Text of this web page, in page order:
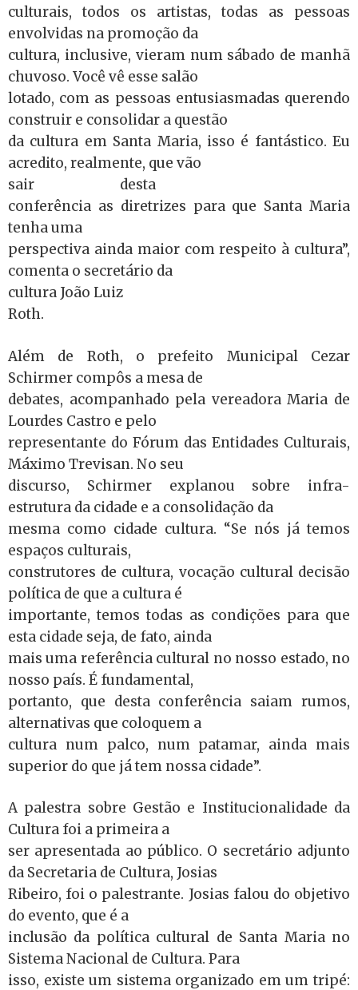
culturais, todos os artistas, todas as pessoas
envolvidas na promoção da
cultura, inclusive, vieram num sábado de manhã
chuvoso. Você vê esse salão
lotado, com as pessoas entusiasmadas querendo
construir e consolidar a questão
da cultura em Santa Maria, isso é fantástico. Eu
acredito, realmente, que vão
sair desta
conferência as diretrizes para que Santa Maria
tenha uma
perspectiva ainda maior com respeito à cultura”,
comenta o secretário da
cultura João Luiz
Roth.
Além de Roth, o prefeito Municipal Cezar
Schirmer compôs a mesa de
debates, acompanhado pela vereadora Maria de
Lourdes Castro e pelo
representante do Fórum das Entidades Culturais,
Máximo Trevisan. No seu
discurso, Schirmer explanou sobre infra-
estrutura da cidade e a consolidação da
mesma como cidade cultura. “Se nós já temos
espaços culturais,
construtores de cultura, vocação cultural decisão
política de que a cultura é
importante, temos todas as condições para que
esta cidade seja, de fato, ainda
mais uma referência cultural no nosso estado, no
nosso país. É fundamental,
portanto, que desta conferência saiam rumos,
alternativas que coloquem a
cultura num palco, num patamar, ainda mais
superior do que já tem nossa cidade”.
A palestra sobre Gestão e Institucionalidade da
Cultura foi a primeira a
ser apresentada ao público. O secretário adjunto
da Secretaria de Cultura, Josias
Ribeiro, foi o palestrante. Josias falou do objetivo
do evento, que é a
inclusão da política cultural de Santa Maria no
Sistema Nacional de Cultura. Para
isso, existe um sistema organizado em um tripé: